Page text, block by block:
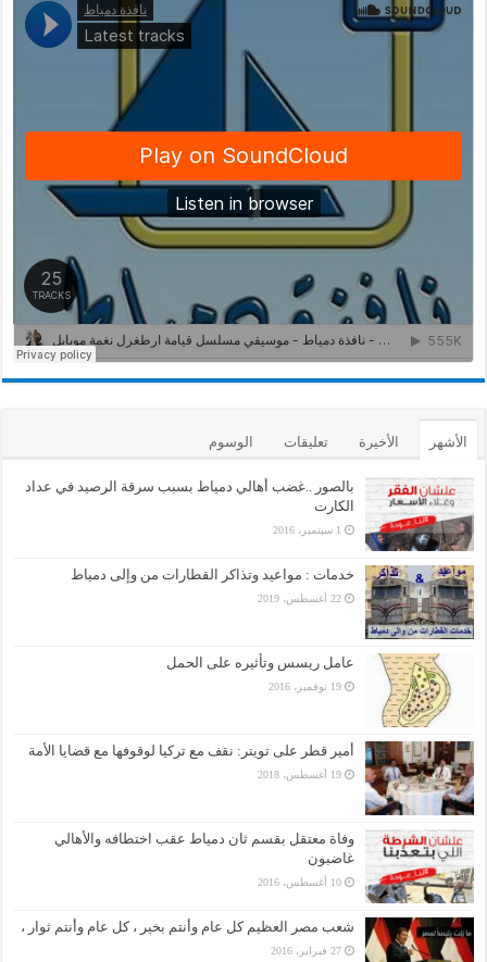
الأشهر الأخيرة تعليقات الوسوم
بالصور ..غضب أهالي دمياط بسبب سرقة الرصيد في عداد
الكارت
1 سبتمبر، 2016
خدمات : مواعيد وتذاكر القطارات من وإلى دمياط
22 أغسطس، 2019
عامل ريسس وتأثيره على الحمل
19 نوفمبر، 2016
أمير قطر على تويتر: نقف مع تركيا لوقوفها مع قضايا الأمة
19 أغسطس، 2018
وفاة معتقل بقسم ثان دمياط عقب اختطافه والأهالي
غاضبون
10 أغسطس، 2016
شعب مصر العظيم كل عام وأنتم بخير ، كل عام وأنتم ثوار ،
27 فبراير، 2016